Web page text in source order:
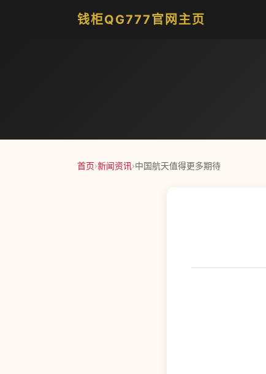
钱柜QG777官网主页
首页›新闻资讯›中国航天值得更多期待